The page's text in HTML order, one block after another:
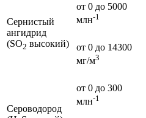
Сернистый
ангидрид
(SO2 высокий)
от 0 до 5000
млн-1
от 0 до 14300
мг/м3
Сероводород
от 0 до 300
млн-1